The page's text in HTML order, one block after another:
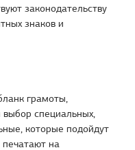
законодательству
знаков и
грамоты,
специальных,
которые подойдут
на